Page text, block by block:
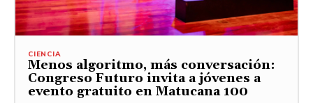
CIENCIA
Menos algoritmo, más conversación:
Congreso Futuro invita a jóvenes a
evento gratuito en Matucana 100